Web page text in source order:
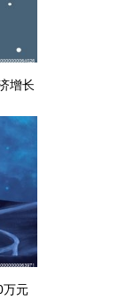
增长
万元